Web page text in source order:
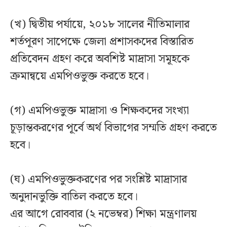
(খ) দ্বিতীয় পর্যায়ে, ২০১৮ সালের নীতিমালার
শর্তপূরণ সাপেক্ষে জেলা প্রশাসকদের বিস্তারিত
প্রতিবেদন গ্রহণ করে অবশিষ্ট মাদ্রাসা সমূহকে
ক্রমান্বয়ে এমপিওভুক্ত করতে হবে।
(গ) এমপিওভুক্ত মাদ্রাসা ও শিক্ষকদের সংখ্যা
চূড়ান্তকরণের পূর্বে অর্থ বিভাগের সম্মতি গ্রহণ করতে
হবে।
(ঘ) এমপিওভুক্তকরণের পর সংশ্লিষ্ট মাদ্রাসার
অনুদানভুক্তি বাতিল করতে হবে।
এর আগে রোববার (২ নভেম্বর) শিক্ষা মন্ত্রণালয়